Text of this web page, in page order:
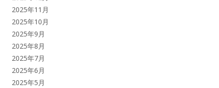
2025年11月
2025年10月
2025年9月
2025年8月
2025年7月
2025年6月
2025年5月